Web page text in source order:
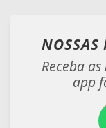
Receba
app